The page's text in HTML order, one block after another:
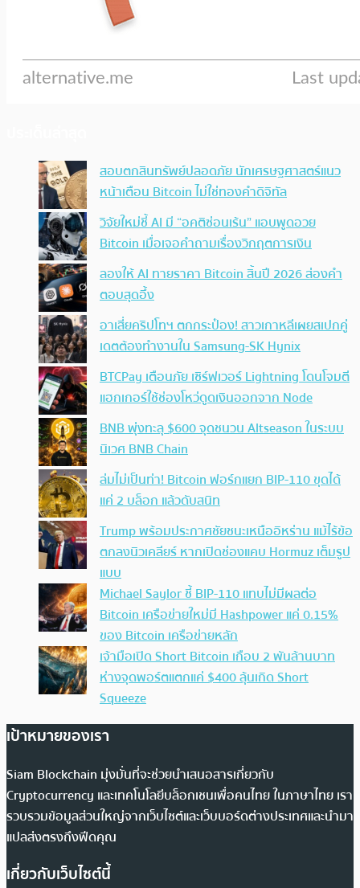
สอบตกสินทรัพย์ปลอดภัย นักเศรษฐศาสตร์แนว
หน้าเตือน Bitcoin ไม่ใช่ทองคำดิจิทัล
วิจัยใหม่ชี้ AI มี “อคติซ่อนเร้น” แอบพูดอวย
Bitcoin เมื่อเจอคำถามเรื่องวิกฤตการเงิน
ลองให้ AI ทายราคา Bitcoin สิ้นปี 2026 ส่องคำ
ตอบสุดอึ้ง
อาเสี่ยคริปโทฯ ตกกระป๋อง! สาวเกาหลีเผยสเปกคู่
เดตต้องทำงานใน Samsung-SK Hynix
BTCPay เตือนภัย เซิร์ฟเวอร์ Lightning โดนโจมตี
แฮกเกอร์ใช้ช่องโหว่ดูดเงินออกจาก Node
BNB พุ่งทะลุ $600 จุดชนวน Altseason ในระบบ
นิเวศ BNB Chain
ล่มไม่เป็นท่า! Bitcoin ฟอร์กแยก BIP-110 ขุดได้
แค่ 2 บล็อก แล้วดับสนิท
Trump พร้อมประกาศชัยชนะเหนืออิหร่าน แม้ไร้ข้อ
ตกลงนิวเคลียร์ หากเปิดช่องแคบ Hormuz เต็มรูป
แบบ
Michael Saylor ชี้ BIP-110 แทบไม่มีผลต่อ
Bitcoin เครือข่ายใหม่มี Hashpower แค่ 0.15%
ของ Bitcoin เครือข่ายหลัก
เจ้ามือเปิด Short Bitcoin เกือบ 2 พันล้านบาท
ห่างจุดพอร์ตแตกแค่ $400 ลุ้นเกิด Short
Squeeze
เป้าหมายของเรา
Siam Blockchain มุ่งมั่นที่จะช่วยนำเสนอสารเกี่ยวกับ
Cryptocurrency และเทคโนโลยีบล็อกเชนเพื่อคนไทย ในภาษาไทย เรา
รวบรวมข้อมูลส่วนใหญ่จากเว็บไซต์และเว็บบอร์ดต่างประเทศและนำมา
แปลส่งตรงถึงฟีดคุณ
เกี่ยวกับเว็บไซต์นี้